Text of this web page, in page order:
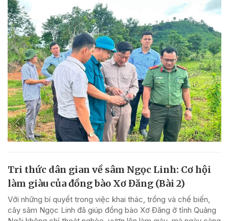
Tri thức dân gian về sâm Ngọc Linh: Cơ hội
làm giàu của đồng bào Xơ Đăng (Bài 2)
Với những bí quyết trong việc khai thác, trồng và chế biến,
cây sâm Ngọc Linh đã giúp đồng bào Xơ Đăng ở tỉnh Quảng